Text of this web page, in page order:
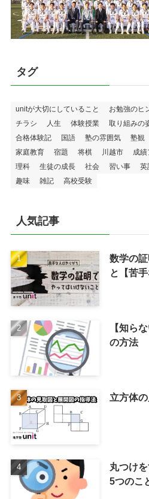
タグ
unitが大切にしていること お勉強のヒ
チラシ
人生 体験授業 取り組みの
合格体験記
国語 塾の雰囲気 塾観
家庭教育
宿題 将棋 川越市 成績
理科
生徒の成長 社会 習い事 英
趣味
雑記 高校受験
人気記事
数学の
と【苦
【知ら
の方法
立方体
丸つけ
5つのこ